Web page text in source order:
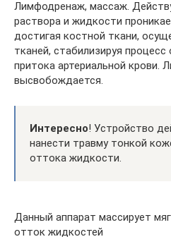
Лимфодренаж, массаж.
раствора и жидкости
достигая костной ткани,
тканей, стабилизируя
притока артериальной крови.
высвобождается.
Интересно! Устройство
нанести травму тонкой
оттока жидкости.
Данный аппарат массирует
отток жидкостей